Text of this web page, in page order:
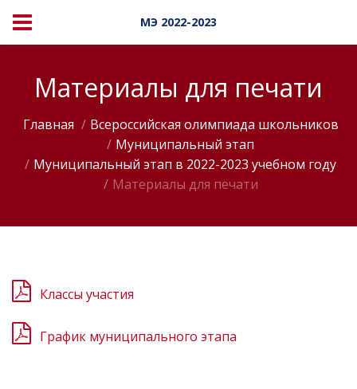
МЭ 2022-2023
Материалы для печати
Главная
Всероссийская олимпиада школьников
Муниципальный этап
Муниципальный этап в 2022-2023 учебном году
Материалы для печати
Классы участия
График муниципального этапа